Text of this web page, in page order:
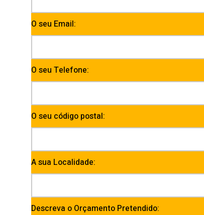
O seu Email:
O seu Telefone:
O seu código postal:
A sua Localidade:
Descreva o Orçamento Pretendido: